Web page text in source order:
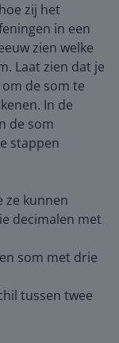
zij het
in een
zien welke
Laat zien dat je
de som te
In de
de som
stappen
ze kunnen
decimalen met
som met drie
tussen twee